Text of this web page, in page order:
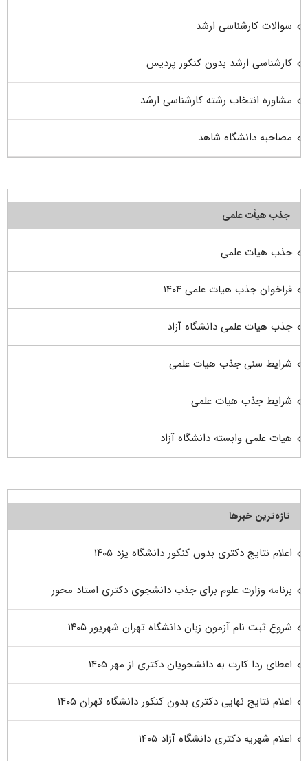
سوالات کارشناسی ارشد
کارشناسی ارشد بدون کنکور پردیس
مشاوره انتخاب رشته کارشناسی ارشد
مصاحبه دانشگاه شاهد
جذب هیأت علمی
جذب هیات علمی
فراخوان جذب هیات علمی ۱۴۰۴
جذب هیات علمی دانشگاه آزاد
شرایط سنی جذب هیات علمی
شرایط جذب هیات علمی
هیات علمی وابسته دانشگاه آزاد
تازه‌ترین خبرها
اعلام نتایج دکتری بدون کنکور دانشگاه یزد ۱۴۰۵
برنامه وزارت علوم برای جذب دانشجوی دکتری استاد محور
شروع ثبت نام آزمون زبان دانشگاه تهران شهریور ۱۴۰۵
اعطای ردا کارت به دانشجویان دکتری از مهر ۱۴۰۵
اعلام نتایج نهایی دکتری بدون کنکور دانشگاه تهران ۱۴۰۵
اعلام شهریه دکتری دانشگاه آزاد ۱۴۰۵